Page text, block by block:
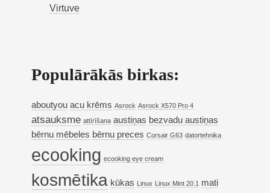
Virtuve
Populārākās birkas:
aboutyou acu krēms Asrock Asrock X570 Pro 4
atsauksme attīrīšana austiņas bezvadu austiņas
bērnu mēbeles bērnu preces Corsair G63 datortehnika
ecooking ecooking eye cream
kosmētika kūkas Linux Linux Mint 20.1
mati